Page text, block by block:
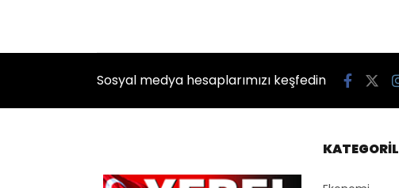
Sosyal medya hesaplarımızı keşfedin